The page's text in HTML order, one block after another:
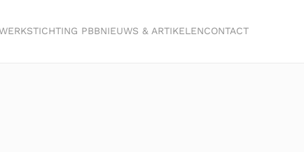
STICHTING PBBNIEUWS & ARTIKELENCONTACT